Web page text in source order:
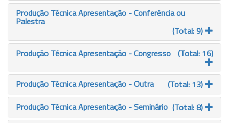
Produção Técnica Apresentação - Conferência ou
Palestra
(Total: 9)
Produção Técnica Apresentação - Congresso (Total: 16)
Produção Técnica Apresentação - Outra
(Total: 13)
Produção Técnica Apresentação - Seminário (Total: 8)